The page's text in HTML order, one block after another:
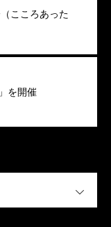
こころあった
を開催